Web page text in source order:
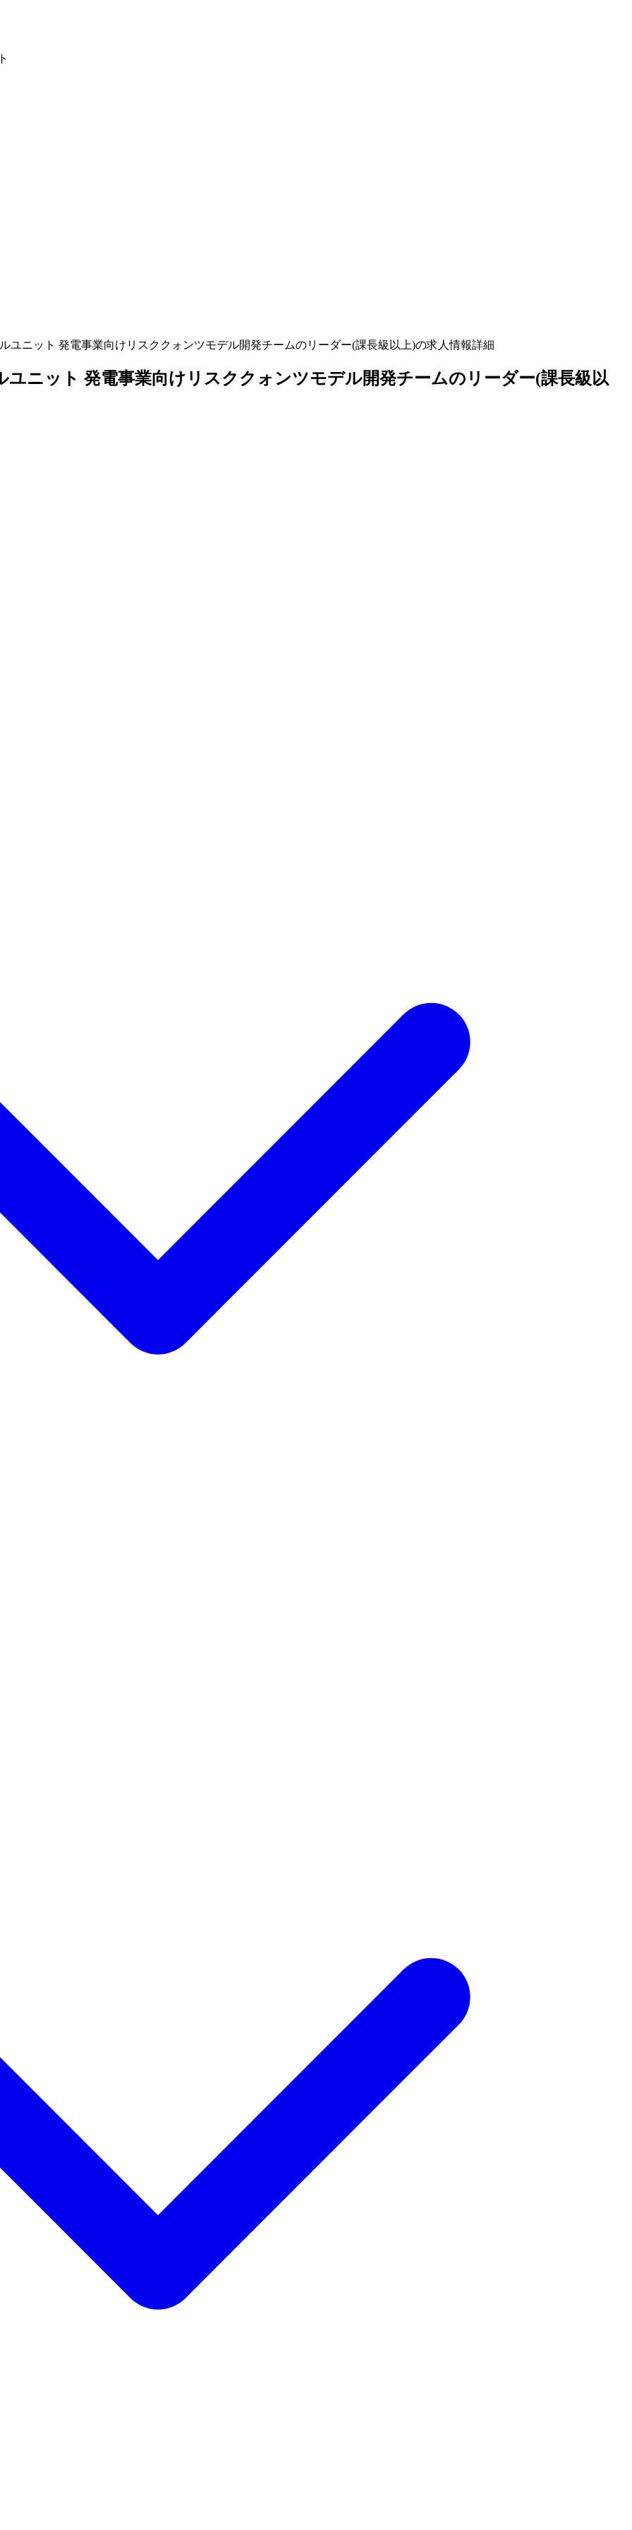
ユニット 発電事業向けリスククォンツモデル開発チームのリーダー(課長級以上)の求人情報詳細
ニット 発電事業向けリスククォンツモデル開発チームのリーダー(課長級以